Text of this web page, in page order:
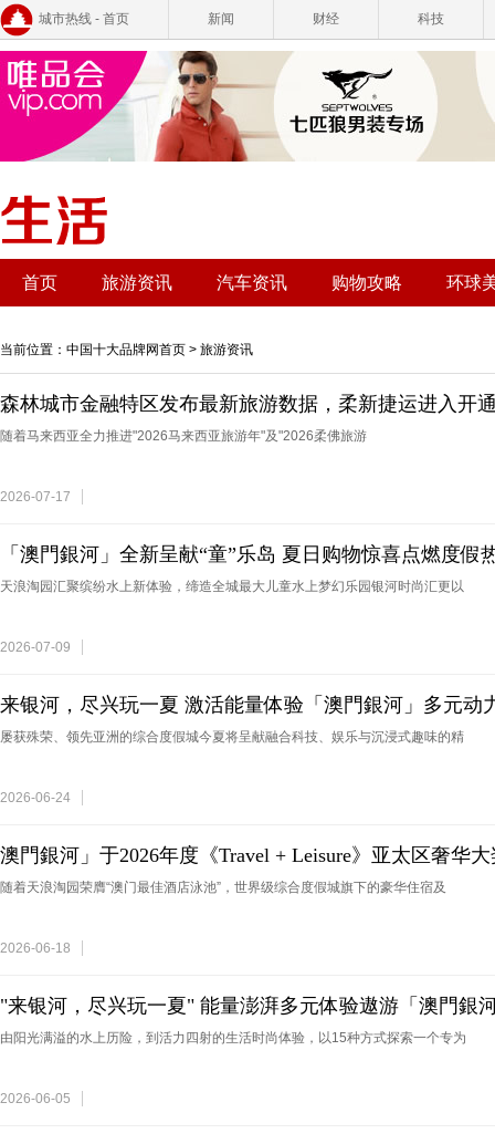
城市热线 - 首页 新闻 财经 科技
首页 旅游资讯 汽车资讯 购物攻略 环球
当前位置： 中国十大品牌网首页 > 旅游资讯
森林城市金融特区发布最新旅游数据，柔新捷运进入开
随着马来西亚全力推进"2026马来西亚旅游年"及"2026柔佛旅游
2026-07-17
「澳門銀河」全新呈献“童”乐岛 夏日购物惊喜点燃度假
天浪淘园汇聚缤纷水上新体验，缔造全城最大儿童水上梦幻乐园银河时尚汇更以
2026-07-09
来银河，尽兴玩一夏 激活能量体验「澳門銀河」多元动
屡获殊荣、领先亚洲的综合度假城今夏将呈献融合科技、娱乐与沉浸式趣味的精
2026-06-24
澳門銀河」于2026年度《Travel + Leisure》亚太区奢华
多项殊荣再度巩固亚洲领
随着天浪淘园荣膺“澳门最佳酒店泳池”，世界级综合度假城旗下的豪华住宿及
2026-06-18
"来银河，尽兴玩一夏" 能量澎湃多元体验遨游「澳門銀
由阳光满溢的水上历险，到活力四射的生活时尚体验，以15种方式探索一个专为
2026-06-05